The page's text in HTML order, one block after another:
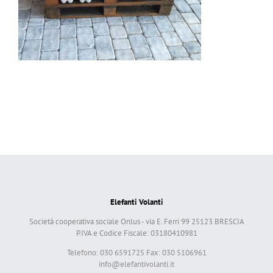
Elefanti Volanti
Società cooperativa sociale Onlus - via E. Ferri 99 25123 BRESCIA
P.IVA e Codice Fiscale: 03180410981
Telefono: 030 6591725 Fax: 030 5106961
info@elefantivolanti.it